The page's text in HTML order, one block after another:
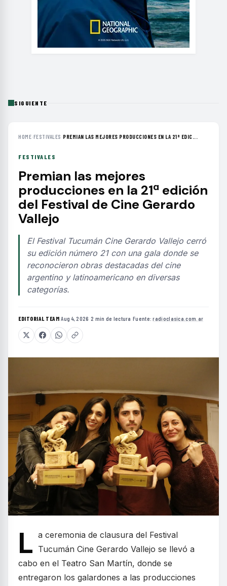
SIGUIENTE
HOME›FESTIVALES ›PREMIAN LAS MEJORES PRODUCCIONES EN LA 21ª EDIC...
FESTIVALES
Premian las mejores
producciones en la 21ª edición
del Festival de Cine Gerardo
Vallejo
El Festival Tucumán Cine Gerardo Vallejo cerró
su edición número 21 con una gala donde se
reconocieron obras destacadas del cine
argentino y latinoamericano en diversas
categorías.
EDITORIAL TEAM·Aug 4, 2026 ·2 min de lectura ·Fuente:radioclasica.com.ar
L a ceremonia de clausura del Festival
Tucumán Cine Gerardo Vallejo se llevó a
cabo en el Teatro San Martín, donde se
entregaron los galardones a las producciones